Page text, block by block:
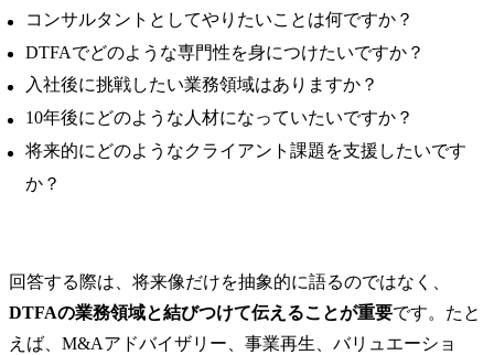
コンサルタントとしてやりたいことは何ですか？
DTFAでどのような専門性を身につけたいですか？
入社後に挑戦したい業務領域はありますか？
10年後にどのような人材になっていたいですか？
将来的にどのようなクライアント課題を支援したいです
か？
回答する際は、将来像だけを抽象的に語るのではなく、
DTFAの業務領域と結びつけて伝えることが重要です。たと
えば、M&Aアドバイザリー、事業再生、バリュエーショ